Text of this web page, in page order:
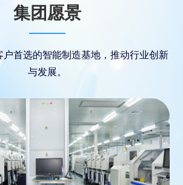
集团愿景
户首选的智能制造基地，推动行业创新
与发展。